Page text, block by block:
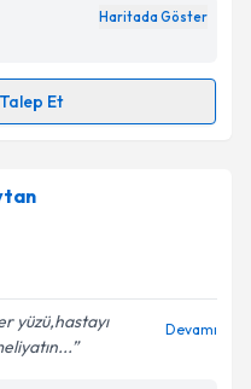
ediyorum.
Gönder
Haritada Göster
Et
takvimi talebi
almanız için bir
ile bilgilendireceğiz.
yüzü,hastayı
Devamı